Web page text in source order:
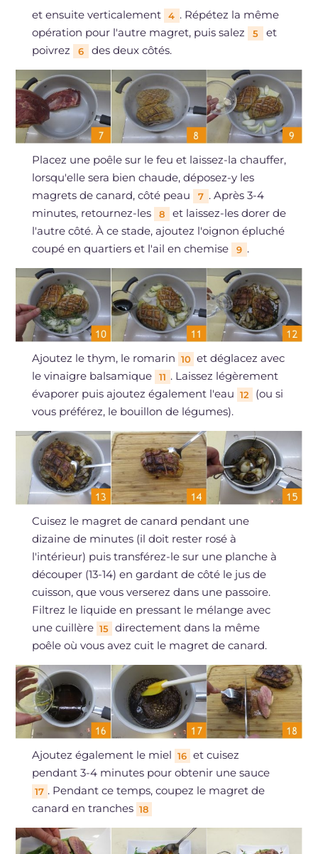
et ensuite verticalement 4 . Répétez la même
opération pour l'autre magret, puis salez
5
et
poivrez
6 des deux côtés.
Placez une poêle sur le feu et laissez-la chauffer,
lorsqu'elle sera bien chaude, déposez-y les
magrets de canard, côté peau
7 . Après 3-4
minutes, retournez-les
8
et laissez-les dorer de
l'autre côté. À ce stade, ajoutez l'oignon épluché
coupé en quartiers et l'ail en chemise
9 .
Ajoutez le thym, le romarin 10 et déglacez avec
le vinaigre balsamique
11 . Laissez légèrement
évaporer puis ajoutez également l'eau 12
(ou si
vous préférez, le bouillon de légumes).
Cuisez le magret de canard pendant une
dizaine de minutes (il doit rester rosé à
l'intérieur) puis transférez-le sur une planche à
découper (13-14) en gardant de côté le jus de
cuisson, que vous verserez dans une passoire.
Filtrez le liquide en pressant le mélange avec
une cuillère 15 directement dans la même
poêle où vous avez cuit le magret de canard.
Ajoutez également le miel 16 et cuisez
pendant 3-4 minutes pour obtenir une sauce
17 . Pendant ce temps, coupez le magret de
canard en tranches 18